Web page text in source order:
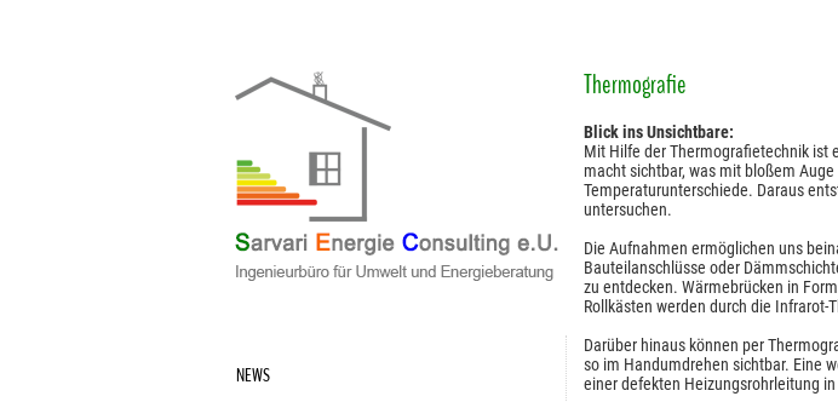
NEWS
Thermografie
Blick ins Unsichtbare:
Mit Hilfe der Thermografietechnik ist
macht sichtbar, was mit bloßem
Temperaturunterschiede. Daraus
untersuchen.
Die Aufnahmen ermöglichen uns
Bauteilanschlüsse oder
zu entdecken. Wärmebrücken in
Rollkästen werden durch die Infrarot-
Darüber hinaus können per
so im Handumdrehen sichtbar. Eine
einer defekten Heizungsrohrleitung in